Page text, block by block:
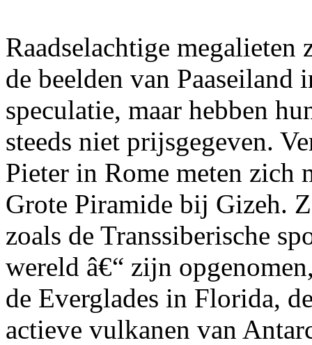
Raadselachtige megalieten
de beelden van
speculatie, maar hebben
steeds niet prijsgegeven.
Pieter in Rome meten zich
Grote Piramide bij Gizeh.
zoals de Transsiberische
wereld â€“ zijn
de Everglades in Florida,
actieve vulkanen van